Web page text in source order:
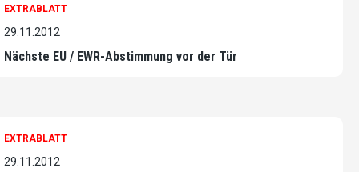
EXTRABLATT
29.11.2012
Nächste EU / EWR-Abstimmung vor der Tür
EXTRABLATT
29.11.2012